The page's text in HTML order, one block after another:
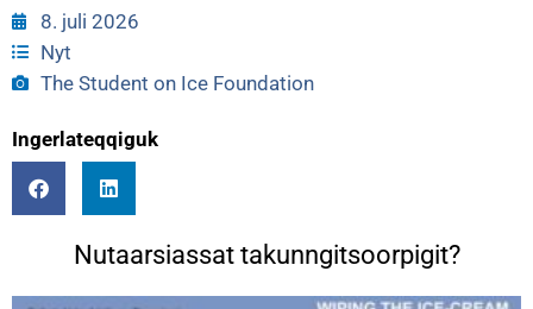
8. juli 2026
Nyt
The Student on Ice Foundation
Ingerlateqqiguk
Nutaarsiassat takunngitsoorpigit?